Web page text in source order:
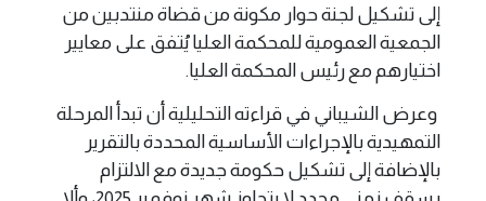
إلى تشكيل لجنة حوار مكونة من قضاة منتدبين من
الجمعية العمومية للمحكمة العليا يُتفق على معايير
اختيارهم مع رئيس المحكمة العليا.
وعرض الشيباني في قراءته التحليلية أن تبدأ المرحلة
التمهيدية بالإجراءات الأساسية المحددة بالتقرير
بالإضافة إلى تشكيل حكومة جديدة مع الالتزام